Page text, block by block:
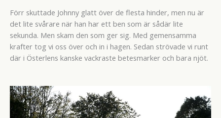
Förr skuttade Johnny glatt över de flesta hinder, men nu är
det lite svårare när han har ett ben som är sådär lite
sekunda. Men skam den som ger sig. Med gemensamma
krafter tog vi oss över och in i hagen. Sedan strövade vi runt
där i Österlens kanske vackraste betesmarker och bara njöt.